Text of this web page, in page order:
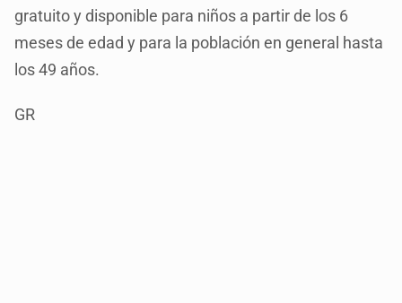
gratuito y disponible para niños a partir de los 6
meses de edad y para la población en general hasta
los 49 años.
GR